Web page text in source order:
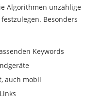
Algorithmen unzählige
Besonders
Keywords
auch mobil